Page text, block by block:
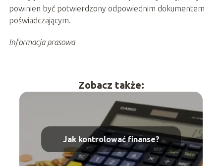
powinien być potwierdzony odpowiednim dokumentem
poświadczającym.
Informacja prasowa
Zobacz także:
Jak kontrolować finanse?